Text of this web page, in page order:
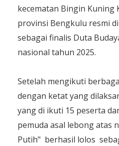
kecematan Bingin Kuning
provinsi Bengkulu resmi
sebagai finalis Duta
nasional tahun 2025.
Setelah mengikuti
dengan ketat yang
yang di ikuti 15 peserta
pemuda asal lebong atas
Putih" berhasil lolos